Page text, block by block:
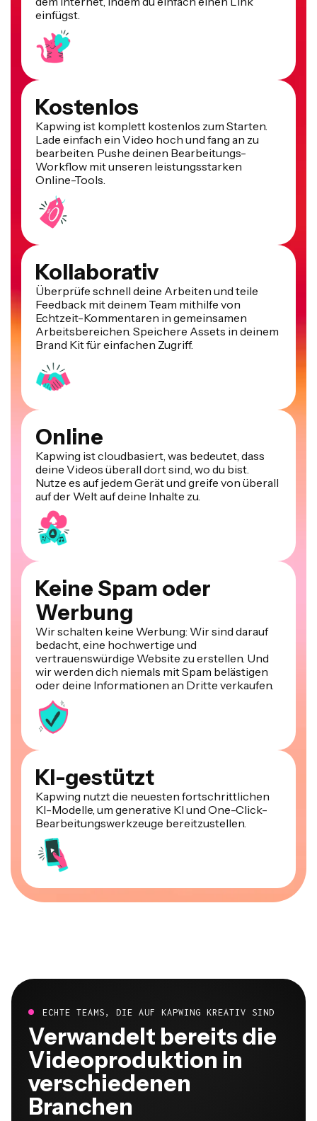
einfügst.
Kostenlos
Kapwing ist komplett kostenlos zum Starten.
Lade einfach ein Video hoch und fang an zu
bearbeiten. Pushe deinen Bearbeitungs-
Workflow mit unseren leistungsstarken
Online-Tools.
Kollaborativ
Überprüfe schnell deine Arbeiten und teile
Feedback mit deinem Team mithilfe von
Echtzeit-Kommentaren in gemeinsamen
Arbeitsbereichen. Speichere Assets in deinem
Brand Kit für einfachen Zugriff.
Online
Kapwing ist cloudbasiert, was bedeutet, dass
deine Videos überall dort sind, wo du bist.
Nutze es auf jedem Gerät und greife von überall
auf der Welt auf deine Inhalte zu.
Keine Spam oder
Werbung
Wir schalten keine Werbung: Wir sind darauf
bedacht, eine hochwertige und
vertrauenswürdige Website zu erstellen. Und
wir werden dich niemals mit Spam belästigen
oder deine Informationen an Dritte verkaufen.
KI-gestützt
Kapwing nutzt die neuesten fortschrittlichen
KI-Modelle, um generative KI und One-Click-
Bearbeitungswerkzeuge bereitzustellen.
ECHTE TEAMS, DIE AUF KAPWING KREATIV SIND
Verwandelt bereits die
Videoproduktion in
verschiedenen
Branchen